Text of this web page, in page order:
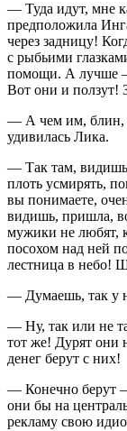
— Туда идут, мне
предположила
через задницу!
с рыбьими
помощи. А лучше
Вот они и ползут!
— А чем им, блин,
удивилась Лика.
— Так там, видишь
плоть усмирять,
вы понимаете,
видишь, пришла,
мужики не любят,
посохом над ней
лестница в небо!
— Думаешь, так у
— Ну, так или не
тот же! Дурят они
денег берут с них!
— Конечно берут
они бы на
рекламу свою